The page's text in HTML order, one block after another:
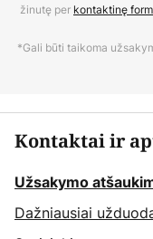
žinutę per kontaktinę
*Gali būti taikoma
Kontaktai ir
Užsakymo
Dažniausiai